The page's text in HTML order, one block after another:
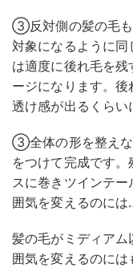
③反対側の髪の毛も
対象になるように
は適度に後れ毛を
ージになります。
透け感が出るくらい
③全体の形を整えな
をつけて完成です
スに巻きツインテ
囲気を変えるのに
髪の毛がミディア
囲気を変えるのに